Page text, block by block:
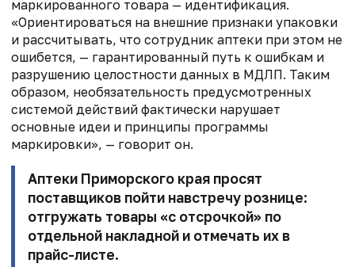
маркированного товара — идентификация.
«Ориентироваться на внешние признаки упаковки
и рассчитывать, что сотрудник аптеки при этом не
ошибется, — гарантированный путь к ошибкам и
разрушению целостности данных в МДЛП. Таким
образом, необязательность преду­смотренных
системой действий фактически нарушает
основные идеи и принципы программы
маркировки», — говорит он.
Аптеки Приморского края просят
поставщиков пойти навстречу рознице:
отгружать товары «с отсрочкой» по
отдельной накладной и отмечать их в
прайс-листе.